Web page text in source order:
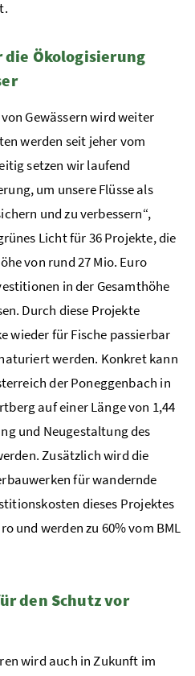
Ökologisierung
Gewässern wird weiter
werden seit jeher vom
setzen wir laufend
um unsere Flüsse als
und zu verbessern“,
Licht für 36 Projekte, die
von rund 27 Mio. Euro
in der Gesamthöhe
Durch diese Projekte
wieder für Fische passierbar
werden. Konkret kann
der Poneggenbach in
auf einer Länge von 1,44
und Neugestaltung des
Zusätzlich wird die
für wandernde
dieses Projektes
und werden zu 60% vom BML
den Schutz vor
wird auch in Zukunft im